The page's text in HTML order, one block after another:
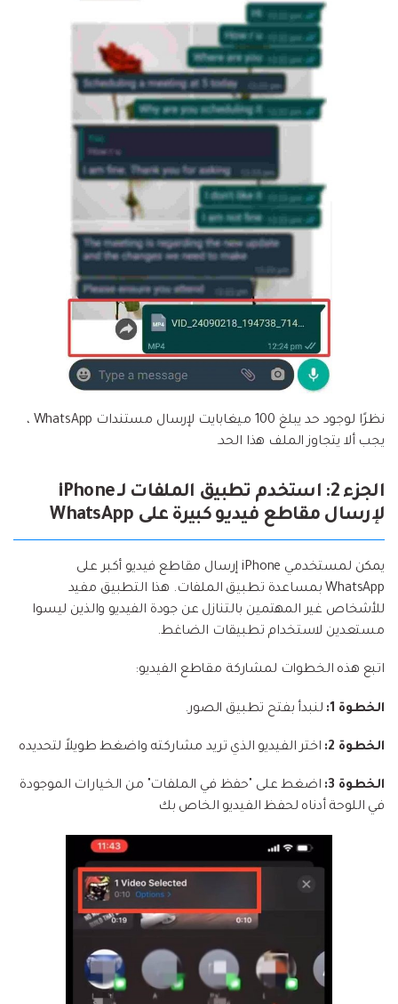
نظرًا لوجود حد يبلغ 100 ميغابايت لإرسال مستندات WhatsApp ،
يجب ألا يتجاوز الملف هذا الحد.
الجزء 2: استخدم تطبيق الملفات لـ iPhone
لإرسال مقاطع فيديو كبيرة على WhatsApp
يمكن لمستخدمي iPhone إرسال مقاطع فيديو أكبر على
WhatsApp بمساعدة تطبيق الملفات. هذا التطبيق مفيد
للأشخاص غير المهتمين بالتنازل عن جودة الفيديو والذين ليسوا
مستعدين لاستخدام تطبيقات الضاغط.
اتبع هذه الخطوات لمشاركة مقاطع الفيديو:
الخطوة 1: لنبدأ بفتح تطبيق الصور.
الخطوة 2: اختر الفيديو الذي تريد مشاركته واضغط طويلاً لتحديده
الخطوة 3:
اضغط على "حفظ في الملفات" من الخيارات الموجودة
في اللوحة أدناه لحفظ الفيديو الخاص بك